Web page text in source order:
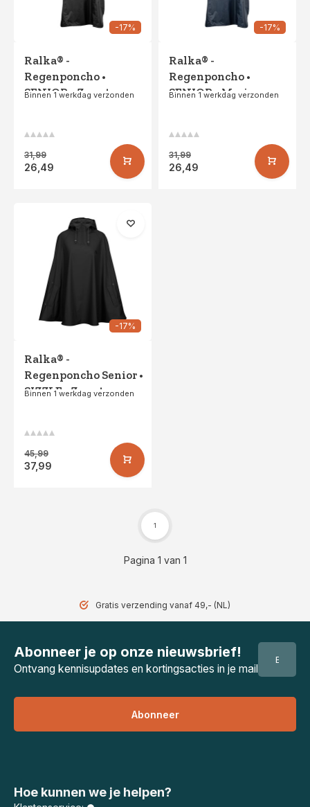
-17%
Ralka® -
Regenponcho •
SENIOR • Zwart
Binnen 1 werkdag verzonden
31,99
26,49
-17%
Ralka® -
Regenponcho •
SENIOR • Marine
Binnen 1 werkdag verzonden
31,99
26,49
-17%
Ralka® -
Regenponcho Senior •
SIZZLE • Zwart
Binnen 1 werkdag verzonden
45,99
37,99
Pagina 1 van 1
1
Gratis verzending vanaf 49,- (NL)
Abonneer je op onze nieuwsbrief!
Ontvang kennisupdates en kortingsacties in je mail
Abonneer
Hoe kunnen we je helpen?